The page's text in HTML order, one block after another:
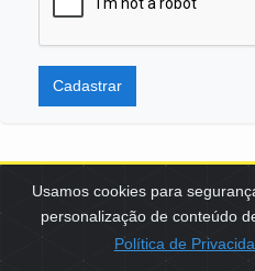
Usamos cookies para
personalização de conteúdo
Política de
Cadastrar
SCES, TRECHO 02, LOTE 22
61 3108-7000 / FBB@FBB.ORG.BR